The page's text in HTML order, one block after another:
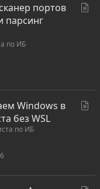
портов
парсинг
по ИБ
Windows в
без WSL
по ИБ